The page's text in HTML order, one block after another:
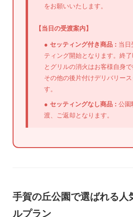
をお願いいたします。
【当日の受渡案内】
● セッティング付き商品 : 当日
ティング開始となります。終
とグリルの消火はお客様自身で
その他の後片付けデリバリー
す。
● セッティングなし商品 : 公園
渡、ご返却となります。
手賀の丘公園で選ばれる人
ルプラン